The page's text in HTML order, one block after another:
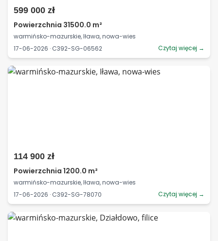
599 000 zł
Powierzchnia 31500.0 m²
warmińsko-mazurskie, Iława, nowa-wies
17-06-2026 · C392-SG-06562
Czytaj więcej →
114 900 zł
Powierzchnia 1200.0 m²
warmińsko-mazurskie, Iława, nowa-wies
17-06-2026 · C392-SG-78070
Czytaj więcej →